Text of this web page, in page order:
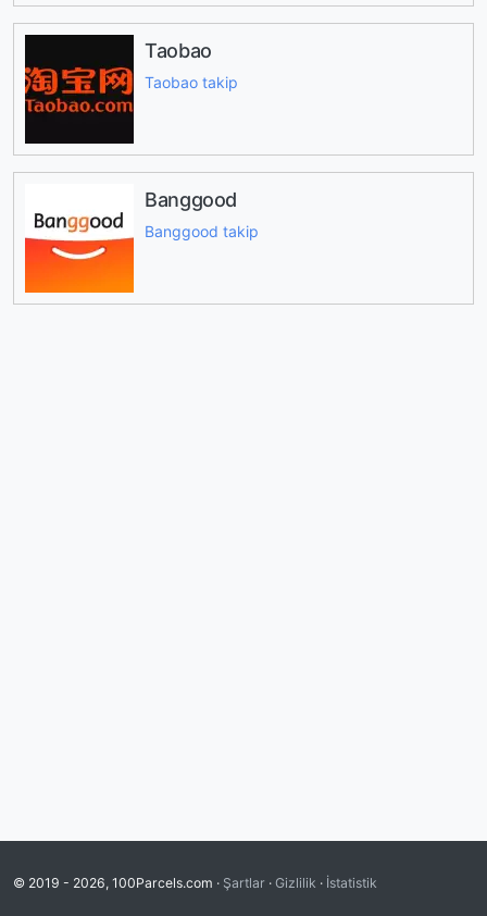
Taobao
Taobao takip
Banggood
Banggood takip
© 2019 - 2026, 100Parcels.com · Şartlar · Gizlilik · İstatistik